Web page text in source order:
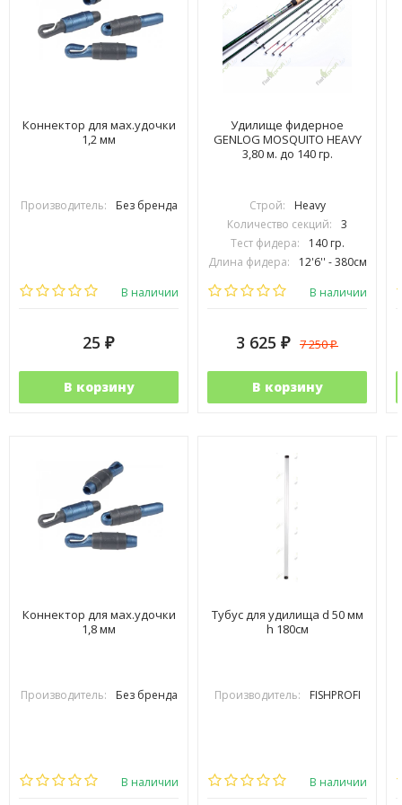
Коннектор для мах.удочки
1,2 мм
Производитель: Без бренда
В наличии
25 ₽
В корзину
Удилище фидерное
GENLOG MOSQUITO HEAVY
3,80 м. до 140 гр.
Строй:
Heavy
Количество секций:
3
Тест фидера:
140 гр.
Длина фидера:
12'6'' - 380см
Вес удилища (гр):
В наличии
3 625 ₽ 7 250₽
В корзину
Коннектор для мах.удочки
1,8 мм
Производитель: Без бренда
В наличии
Тубус для удилища d 50 мм
h 180см
Производитель: FISHPROFI
В наличии